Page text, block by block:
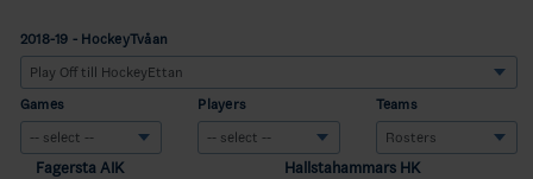
2018-19 - HockeyTvåan
Games Players Teams
Fagersta AIK
Hallstahammars HK